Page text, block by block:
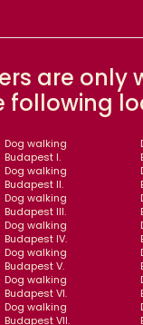
are only
following
Dog walking
Budapest I.
Dog walking
Budapest II.
Dog walking
Budapest III.
Dog walking
Budapest IV.
Dog walking
Budapest V.
Dog walking
Budapest VI.
Dog walking
Budapest VII.